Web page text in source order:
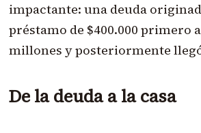
impactante: una deuda
préstamo de $400.000 primero
millones y posteriormente
De la deuda a la casa